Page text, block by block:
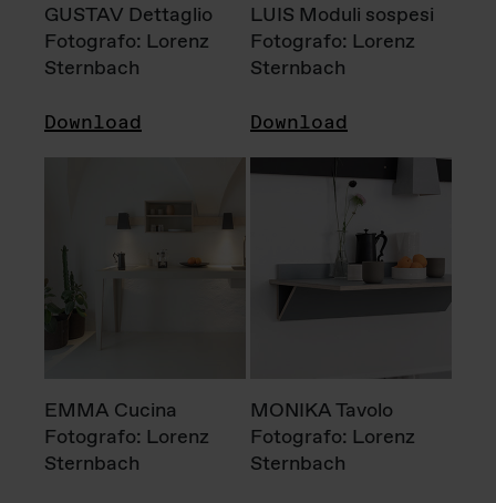
GUSTAV Dettaglio
Fotografo: Lorenz
Sternbach
Download
LUIS Moduli sospesi
Fotografo: Lorenz
Sternbach
Download
EMMA Cucina
Fotografo: Lorenz
Sternbach
MONIKA Tavolo
Fotografo: Lorenz
Sternbach